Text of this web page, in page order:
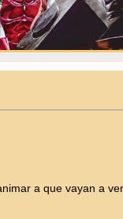
a que vayan a